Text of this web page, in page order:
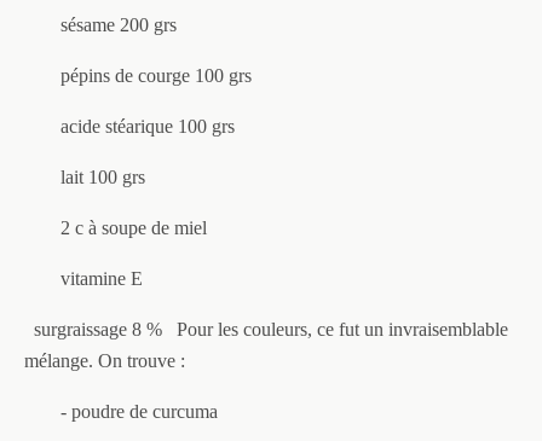
sésame 200 grs
pépins de courge 100 grs
acide stéarique 100 grs
lait 100 grs
2 c à soupe de miel
vitamine E
surgraissage 8 %
Pour les couleurs, ce fut un invraisemblable
mélange. On trouve :
- poudre de curcuma